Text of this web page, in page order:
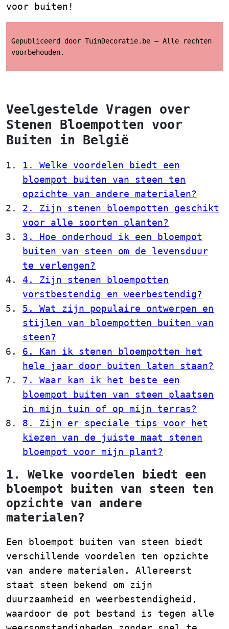
voor buiten!
Gepubliceerd door TuinDecoratie.be – Alle rechten
voorbehouden.
Veelgestelde Vragen over
Stenen Bloempotten voor
Buiten in België
1. Welke voordelen biedt een
bloempot buiten van steen ten
opzichte van andere materialen?
2. Zijn stenen bloempotten geschikt
voor alle soorten planten?
3. Hoe onderhoud ik een bloempot
buiten van steen om de levensduur
te verlengen?
4. Zijn stenen bloempotten
vorstbestendig en weerbestendig?
5. Wat zijn populaire ontwerpen en
stijlen van bloempotten buiten van
steen?
6. Kan ik stenen bloempotten het
hele jaar door buiten laten staan?
7. Waar kan ik het beste een
bloempot buiten van steen plaatsen
in mijn tuin of op mijn terras?
8. Zijn er speciale tips voor het
kiezen van de juiste maat stenen
bloempot voor mijn plant?
1. Welke voordelen biedt een
bloempot buiten van steen ten
opzichte van andere
materialen?
Een bloempot buiten van steen biedt
verschillende voordelen ten opzichte
van andere materialen. Allereerst
staat steen bekend om zijn
duurzaamheid en weerbestendigheid,
waardoor de pot bestand is tegen alle